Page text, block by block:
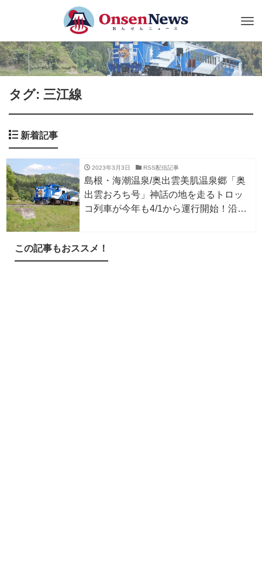
タグ: 三江線
新着記事
2023年3月3日 RSS配信記事
島根・海潮温泉/奥出雲美肌温泉郷「奥
出雲おろち号」神話の地を走るトロッ
コ列車が今年も4/1から運行開始！沿線
この記事もおススメ！